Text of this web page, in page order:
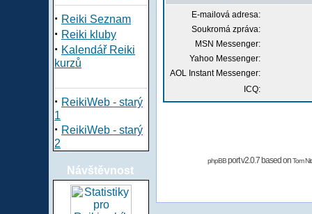
· Reiki Seznam
· Reiki kluby
· Kalendář Reiki
kurzů
· ReikiWeb - starý
1
· ReikiWeb - starý
2
Návštěvnost
E-mailová adresa:
Soukromá zpráva:
MSN Messenger:
Yahoo Messenger:
AOL Instant Messenger:
ICQ:
phpBBport v2.0.7 based onTom